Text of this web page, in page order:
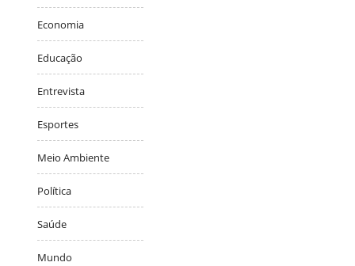
Economia
Educação
Entrevista
Esportes
Meio Ambiente
Política
Saúde
Mundo